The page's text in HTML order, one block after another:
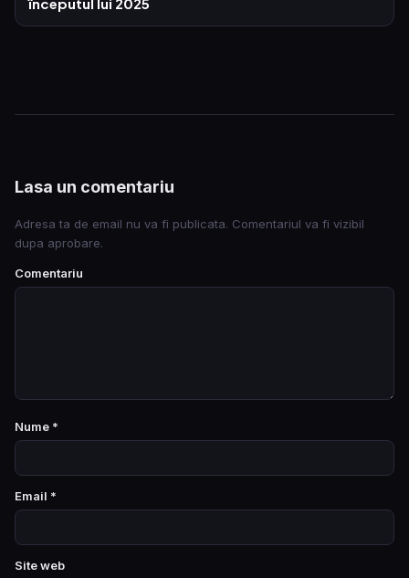
Lasa un comentariu
Adresa ta de email nu va fi publicata. Comentariul va fi vizibil
dupa aprobare.
Comentariu
Nume *
Email *
Site web